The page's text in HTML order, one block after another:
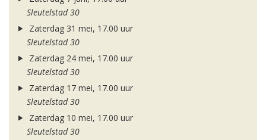
Sleutelstad 30
Zaterdag 31 mei, 17.00 uur
Sleutelstad 30
Zaterdag 24 mei, 17.00 uur
Sleutelstad 30
Zaterdag 17 mei, 17.00 uur
Sleutelstad 30
Zaterdag 10 mei, 17.00 uur
Sleutelstad 30